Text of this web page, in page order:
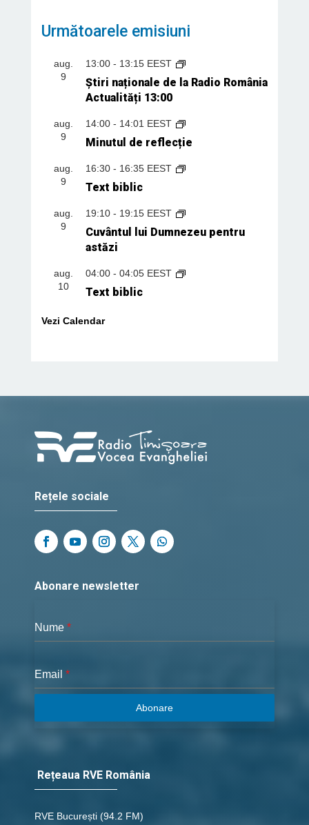
Următoarele emisiuni
aug.
9
13:00- 13:15 EEST
Știri naționale de la Radio România
Actualități 13:00
aug.
9
14:00- 14:01 EEST
Minutul de reflecție
aug.
9
16:30- 16:35 EEST
Text biblic
aug.
9
19:10- 19:15 EEST
Cuvântul lui Dumnezeu pentru
astăzi
aug.
10
04:00- 04:05 EEST
Text biblic
Vezi Calendar
Rețele sociale
Abonare newsletter
Nume *
Email *
Abonare
Rețeaua RVE România
RVE București (94.2 FM)